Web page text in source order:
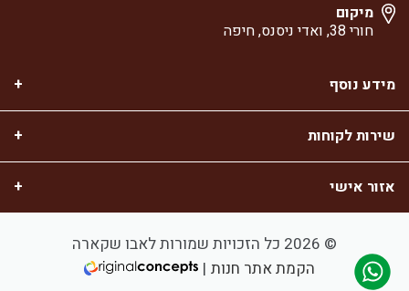
מיקום
חורי 38, ואדי ניסנס, חיפה
מידע נוסף
שירות לקוחות
אזור אישי
© 2026 כל הזכויות שמורות לאבו שקארה
הקמת אתר חנות |